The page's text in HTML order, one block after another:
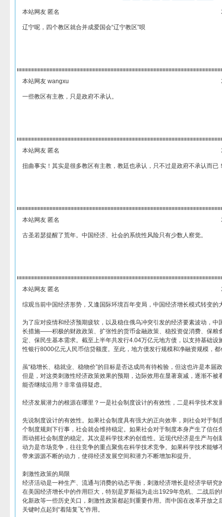
本站网友 匿名
辽宁呢，四个教区就合并成爱国会“辽宁教区”呗
本站网友 wangxu
一些教区有主教，只是政府不承认。
本站网友 匿名
扭曲事实！其实是很多教区有主教，教廷也承认，只不过是政府不承认而已
本站网友 匿名
古圣若瑟提醒了荒年。中国经济、社会的系统性风险只有少数人察觉。
本站网友 匿名
综观当前中国经济形势，又逢国际环境百年变局，中国经济增长模式转变的
为了应对疫情和经济预期疲软，以及稳住俄乌冲突引发的经济要素波动，
长措施——积极的财政政策、扩张性的货币金融政策、稳投资促消费、保粮
定、保民生基本需求。截至上半年共发行4.04万亿元地方债，以支持基础设
性银行8000亿元人民币信贷额度。至此，地方债发行规模和净融资规模，
虽“稳增长、稳就业、稳物价”的目标是否达成尚有待检验，但这也许是本届
但是，对这类刺激性经济政策效果的预期，边际效用在显著衰减，逐渐不被
能否继续沿用？非常值得疑虑。
经济发展潜力的根源在哪里？一是社会制度设计的有效性，二是科学技术发
先说制度设计的有效性。如果社会制度具有强大的正向效率，则社会对于制
个制度规则下行事，社会就会维持稳定。如果社会对于制度本身产生了信任
而动摇社会制度的稳定。其次是科学技术的创造性。近现代经济是生产与创
动力是市场竞争，往往竞争的重点聚焦在科学技术竞争。如果科学技术能够
带来源源不断的动力，使得经济发展空间和潜力不断增加和提升。
刺激性政策的局限
经济活动是一种生产、流通与消费的动态平衡，刺激经济增长是经济学研究
在美国经济增长中的作用巨大，特别是罗斯福为走出1929年危机、二战后
化新政等一些历史关口，刺激性政策都起到重要作用。而中国在改革开放之
关键时点起到“着陆复飞”作用。